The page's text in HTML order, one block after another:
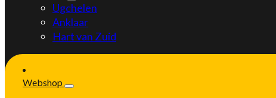
Ugchelen
Anklaar
Hart van Zuid
Webshop